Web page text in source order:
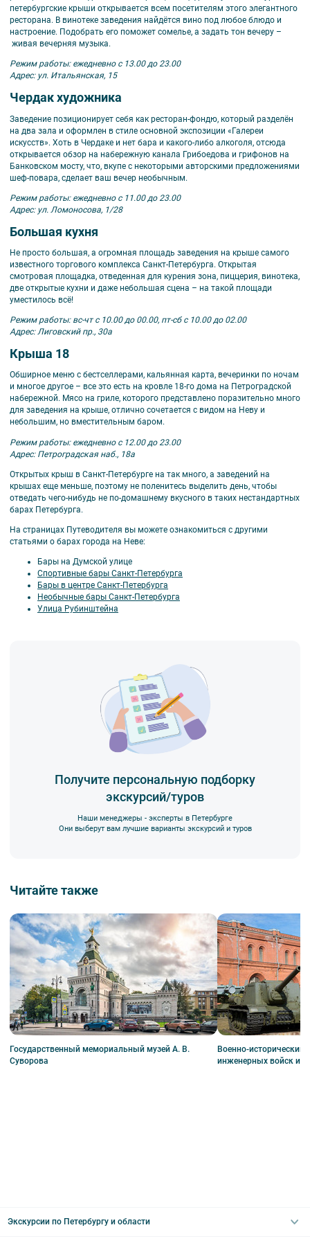
петербургские крыши открывается всем посетителям этого элегантного
ресторана. В винотеке заведения найдётся вино под любое блюдо и
настроение. Подобрать его поможет сомелье, а задать тон вечеру –
живая вечерняя музыка.
Режим работы: ежедневно с 13.00 до 23.00
Адрес: ул. Итальянская, 15
Чердак художника
Заведение позиционирует себя как ресторан-фондю, который разделён
на два зала и оформлен в стиле основной экспозиции «Галереи
искусств». Хоть в Чердаке и нет бара и какого-либо алкоголя, отсюда
открывается обзор на набережную канала Грибоедова и грифонов на
Банковском мосту, что, вкупе с некоторыми авторскими предложениями
шеф-повара, сделает ваш вечер необычным.
Режим работы: ежедневно с 11.00 до 23.00
Адрес: ул. Ломоносова, 1/28
Большая кухня
Не просто большая, а огромная площадь заведения на крыше самого
известного торгового комплекса Санкт-Петербурга. Открытая
смотровая площадка, отведенная для курения зона, пиццерия, винотека,
две открытые кухни и даже небольшая сцена – на такой площади
уместилось всё!
Режим работы: вс-чт с 10.00 до 00.00, пт-сб с 10.00 до 02.00
Адрес: Лиговский пр., 30а
Крыша 18
Обширное меню с бестселлерами, кальянная карта, вечеринки по ночам
и многое другое – все это есть на кровле 18-го дома на Петроградской
набережной. Мясо на гриле, которого представлено поразительно много
для заведения на крыше, отлично сочетается с видом на Неву и
небольшим, но вместительным баром.
Режим работы: ежедневно с 12.00 до 23.00
Адрес: Петроградская наб., 18а
Открытых крыш в Санкт-Петербурге на так много, а заведений на
крышах еще меньше, поэтому не поленитесь выделить день, чтобы
отведать чего-нибудь не по-домашнему вкусного в таких нестандартных
барах Петербурга.
На страницах Путеводителя вы можете ознакомиться с другими
статьями о барах города на Неве:
Бары на Думской улице
Спортивные бары Санкт-Петербурга
Бары в центре Санкт-Петербурга
Необычные бары Санкт-Петербурга
Улица Рубинштейна
Получите персональную подборку
экскурсий/туров
Наши менеджеры - эксперты в Петербурге
Они выберут вам лучшие варианты экскурсий и туров
Читайте также
Государственный мемориальный музей А. В.
Суворова
Военно-исторический
инженерных войск и
Экскурсии по Петербургу и области